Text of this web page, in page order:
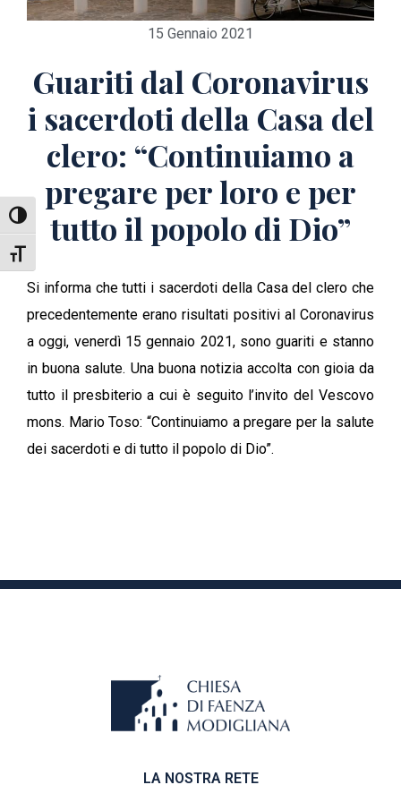
Attiva/disattiva alto contrasto
Attiva/disattiva dimensione testo
15 Gennaio 2021
Guariti dal Coronavirus
i sacerdoti della Casa del
clero: “Continuiamo a
pregare per loro e per
tutto il popolo di Dio”
Si informa che tutti i sacerdoti della Casa del clero che
precedentemente erano risultati positivi al Coronavirus
a oggi, venerdì 15 gennaio 2021, sono guariti e stanno
in buona salute. Una buona notizia accolta con gioia da
tutto il presbiterio a cui è seguito l’invito del Vescovo
mons. Mario Toso: “Continuiamo a pregare per la salute
dei sacerdoti e di tutto il popolo di Dio”.
LA NOSTRA RETE